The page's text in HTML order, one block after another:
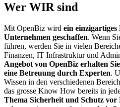
Wer WIRsind
Mit OpenBiz wird ein
Unternehmen geschaffen. Wenn
führen, werden Sie in vielen
Finanzen, IT Infrastruktur und
Angebot von OpenBiz erhalten
eine Betreuung durch Experten.
Wissen in den verschiedenen
das grosse Know How bereits in
Thema Sicherheit und Schutz